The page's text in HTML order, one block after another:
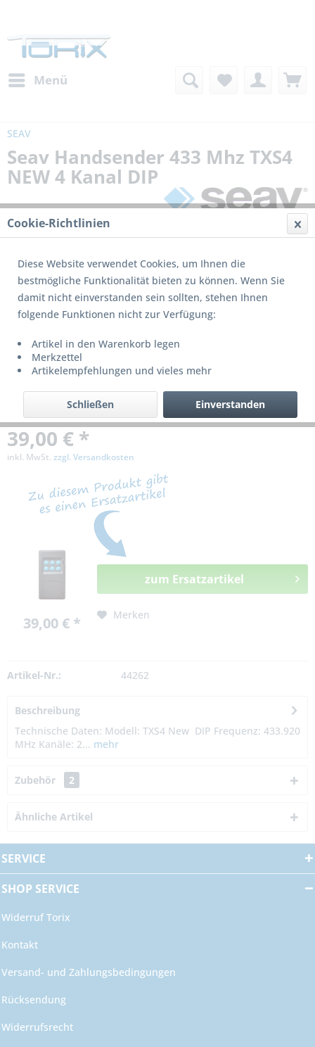
Menü
SEAV
Seav Handsender 433 Mhz TXS4
NEW 4 Kanal DIP
Dieses Produkt wird nicht mehr produziert
bzw. ist nicht mehr lieferbar!
39,00 € *
inkl. MwSt. zzgl. Versandkosten
39,00 € *
zum Ersatzartikel
Merken
Artikel-Nr.: 44262
Beschreibung
Technische Daten: Modell: TXS4 New DIP Frequenz: 433.920
MHz Kanäle: 2... mehr
Zubehör 2
Ähnliche Artikel
SERVICE
SHOP SERVICE
Widerruf Torix
Kontakt
Versand- und Zahlungsbedingungen
Rücksendung
Widerrufsrecht
Cookie-Richtlinien
Diese Website verwendet Cookies, um Ihnen die
bestmögliche Funktionalität bieten zu können. Wenn Sie
damit nicht einverstanden sein sollten, stehen Ihnen
folgende Funktionen nicht zur Verfügung:
Artikel in den Warenkorb legen
Merkzettel
Artikelempfehlungen und vieles mehr
Einverstanden
Schließen